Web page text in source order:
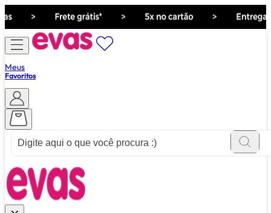
Meus
Favoritos